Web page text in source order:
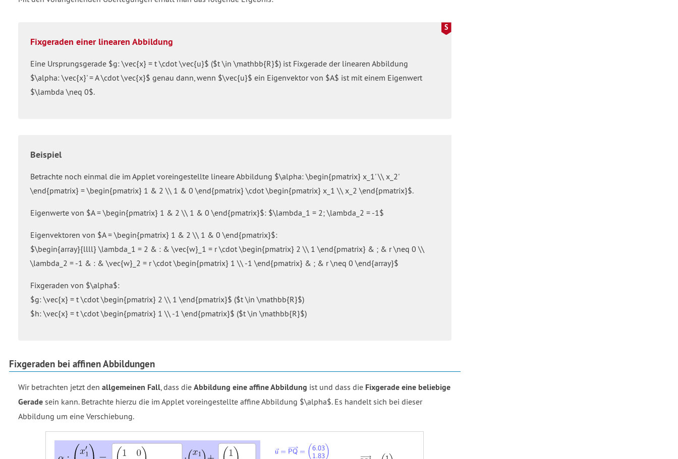
Fixgeraden einer linearen Abbildung
Eine Ursprungsgerade $g: \vec{x} = t \cdot \vec{u}$ ($t \in \mathbb{R}$) ist Fixgerade der linearen Abbildung
$\alpha: \vec{x}' = A \cdot \vec{x}$ genau dann, wenn $\vec{u}$ ein Eigenvektor von $A$ ist mit einem Eigenwert
$\lambda \neq 0$.
Beispiel
Betrachte noch einmal die im Applet voreingestellte lineare Abbildung $\alpha: \begin{pmatrix} x_1' \\ x_2'
\end{pmatrix} = \begin{pmatrix} 1 & 2 \\ 1 & 0 \end{pmatrix} \cdot \begin{pmatrix} x_1 \\ x_2 \end{pmatrix}$.
Eigenwerte von $A = \begin{pmatrix} 1 & 2 \\ 1 & 0 \end{pmatrix}$: $\lambda_1 = 2; \lambda_2 = -1$
Eigenvektoren von $A = \begin{pmatrix} 1 & 2 \\ 1 & 0 \end{pmatrix}$:
$\begin{array}{llll} \lambda_1 = 2 & : & \vec{w}_1 = r \cdot \begin{pmatrix} 2 \\ 1 \end{pmatrix} & ; & r \neq 0 \\
\lambda_2 = -1 & : & \vec{w}_2 = r \cdot \begin{pmatrix} 1 \\ -1 \end{pmatrix} & ; & r \neq 0 \end{array}$
Fixgeraden von $\alpha$:
$g: \vec{x} = t \cdot \begin{pmatrix} 2 \\ 1 \end{pmatrix}$ ($t \in \mathbb{R}$)
$h: \vec{x} = t \cdot \begin{pmatrix} 1 \\ -1 \end{pmatrix}$ ($t \in \mathbb{R}$)
Fixgeraden bei affinen Abbildungen
Wir betrachten jetzt den allgemeinen Fall , dass die Abbildung eine affine Abbildung ist und dass die Fixgerade eine beliebige
Gerade sein kann. Betrachte hierzu die im Applet voreingestellte affine Abbildung $\alpha$. Es handelt sich bei dieser
Abbildung um eine Verschiebung.